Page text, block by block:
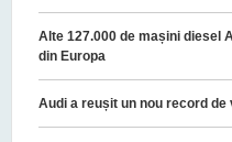
Alte 127.000 de mașini diesel
din Europa
Audi a reușit un nou record de